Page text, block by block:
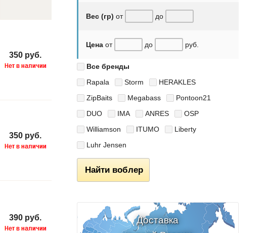
350 руб.
350 руб.
390 руб.
Вес (гр) от до
Ценаот до руб.
Все бренды
Rapala
Storm
HERAKLES
ZipBaits
Megabass
Pontoon21
DUO
IMA ANRES
OSP
Williamson
ITUMO
Liberty
Luhr Jensen
Найти воблер
Доставка